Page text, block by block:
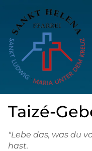
Taizé-
"Lebe das, was du
hast.